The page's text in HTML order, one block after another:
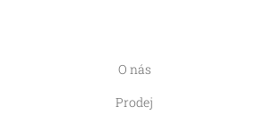
O nás
Prodej